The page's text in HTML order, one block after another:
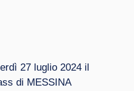
27 luglio 2024 il
di MESSINA